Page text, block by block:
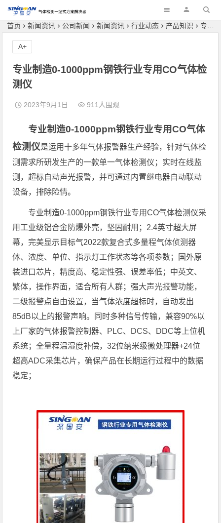
深国安
首页 新闻资讯 公司新闻 新闻资讯 行业动态 产品知识 专业制造0-1000ppm钢铁行业专用CO气体检测仪
专业制造0-1000ppm钢铁行业专用CO气体检
测仪
2023年9月1日 911人围观
专业制造0-1000ppm钢铁行业专用CO气体
检测仪是运用十多年气体报警器生产经验，针对气体检
测需求所研发生产的一款单一气体检测仪；实时在线监
测，超标自动声光报警，并可通过内置继电器自动联动
设备，排除险情。
专业制造0-1000ppm钢铁行业专用CO气体检测仪采
用工业级铝合金防爆外壳，坚固耐用；2.4英寸超大屏
幕，完美显示目标气2022款复合式多量程气体侦测器
体、浓度、单位、指示灯工作状态等各项参数；国外原
装进口芯片，精度高、稳定性强、误差率低；中英文、
繁体，操作界面，适合所有人群；强大声光报警功能，
二级报警点自由设置，当气体浓度超标时，自动发出
85dB以上的报警声响。同时多种信号传输，兼容90%以
上厂家的气体报警控制器、PLC、DCS、DDC等上位机
系统；全量程温湿度补偿，32位纳米级微处理器+24位
超高ADC采集芯片，确保产品在长期运行过程中的数据
稳定；
A+